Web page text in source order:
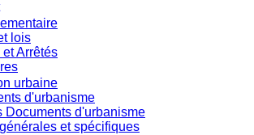
lois
et Arrêtés
urbaine
d'urbanisme
Documents d'urbanisme
et spécifiques